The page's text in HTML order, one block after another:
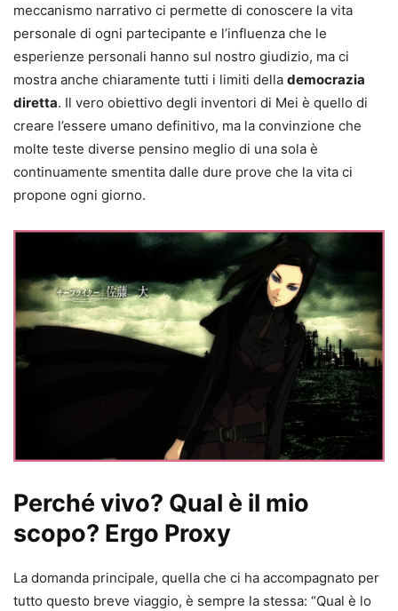
meccanismo narrativo ci permette di conoscere la vita
personale di ogni partecipante e l’influenza che le
esperienze personali hanno sul nostro giudizio, ma ci
mostra anche chiaramente tutti i limiti della democrazia
diretta. Il vero obiettivo degli inventori di Mei è quello di
creare l’essere umano definitivo, ma la convinzione che
molte teste diverse pensino meglio di una sola è
continuamente smentita dalle dure prove che la vita ci
propone ogni giorno.
Perché vivo? Qual è il mio
scopo? Ergo Proxy
La domanda principale, quella che ci ha accompagnato per
tutto questo breve viaggio, è sempre la stessa: “Qual è lo